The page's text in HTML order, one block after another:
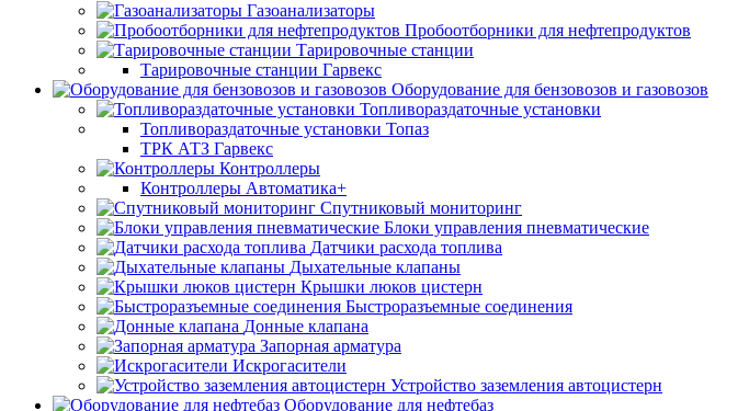
Газоанализаторы
Пробоотборники для нефтепродуктов
Тарировочные станции
Тарировочные станции Гарвекс
Оборудование для бензовозов и газовозов
Топливораздаточные установки
Топливораздаточные установки Топаз
ТРК АТЗ Гарвекс
Контроллеры
Контроллеры Автоматика+
Спутниковый мониторинг
Блоки управления пневматические
Датчики расхода топлива
Дыхательные клапаны
Крышки люков цистерн
Быстроразъемные соединения
Донные клапана
Запорная арматура
Искрогасители
Устройство заземления автоцистерн
Оборудование для нефтебаз